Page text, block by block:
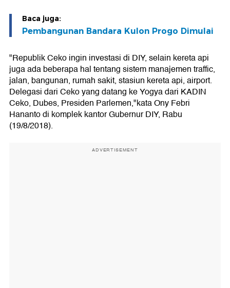
Baca juga:
Pembangunan Bandara Kulon Progo Dimulai
"Republik Ceko ingin investasi di DIY, selain kereta api
juga ada beberapa hal tentang sistem manajemen traffic,
jalan, bangunan, rumah sakit, stasiun kereta api, airport.
Delegasi dari Ceko yang datang ke Yogya dari KADIN
Ceko, Dubes, Presiden Parlemen,"kata Ony Febri
Hananto di komplek kantor Gubernur DIY, Rabu
(19/8/2018).
ADVERTISEMENT